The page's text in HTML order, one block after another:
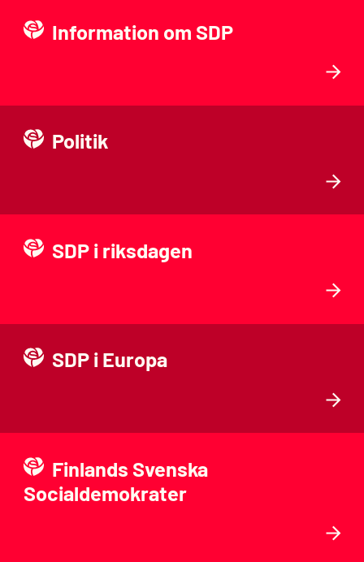
Information om SDP
Politik
SDP i riksdagen
SDP i Europa
Finlands Svenska
Socialdemokrater